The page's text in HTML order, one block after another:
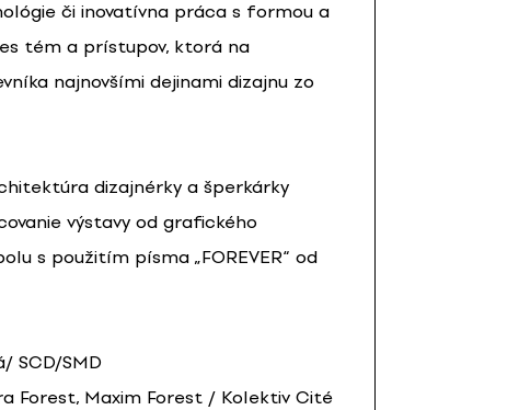
či inovatívna práca s formou a
tém a prístupov, ktorá na
najnovšími dejinami dizajnu zo
dizajnérky a šperkárky
výstavy od grafického
s použitím písma „FOREVER“ od
SCD/SMD
Forest, Maxim Forest / Kolektiv Cité